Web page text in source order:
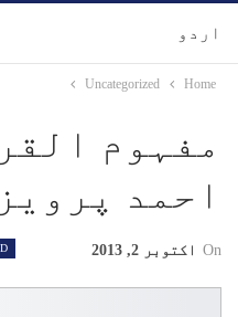
اردو
Home
Uncategorized
مفہوم
احمد پرویز
On اکتوبر 2, 2013